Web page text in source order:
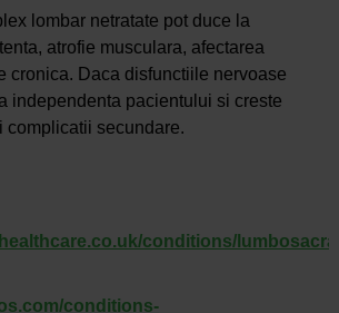
lombar netratate pot duce la
atrofie musculara, afectarea
cronica. Daca disfunctiile nervoase
independenta pacientului si creste
complicatii secundare.
conditions/
conditions-